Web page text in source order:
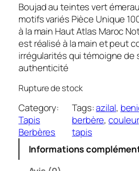
p
r
i
x
i
n
i
t
i
l
t
a
p
r
i
x
a
e
l
e
t
Boujad au teintes vert
motifs variés Pièce Unique
à la main Haut Atlas Maroc
est réalisé à la main et peut
irrégularités qui témoigne de
authenticité
Rupture de stock
Category:
Tapis
Berbères
Tags:azilal,
berbère, couleur
tapis
Informations